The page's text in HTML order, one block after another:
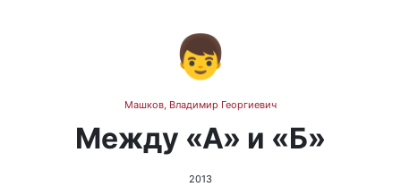
👦
Машков, Владимир Георгиевич
Между «А» и «Б»
2013